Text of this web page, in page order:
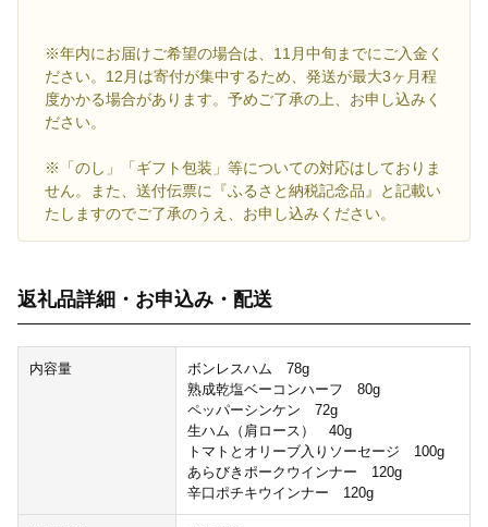
※年内にお届けご希望の場合は、11月中旬までにご入金く
ださい。12月は寄付が集中するため、発送が最大3ヶ月程
度かかる場合があります。予めご了承の上、お申し込みく
ださい。
※「のし」「ギフト包装」等についての対応はしておりま
せん。また、送付伝票に『ふるさと納税記念品』と記載い
たしますのでご了承のうえ、お申し込みください。
返礼品詳細・お申込み・配送
内容量
ボンレスハム 78g
熟成乾塩ベーコンハーフ 80g
ペッパーシンケン 72g
生ハム（肩ロース） 40g
トマトとオリーブ入りソーセージ 100g
あらびきポークウインナー 120g
辛口ポチキウインナー 120g